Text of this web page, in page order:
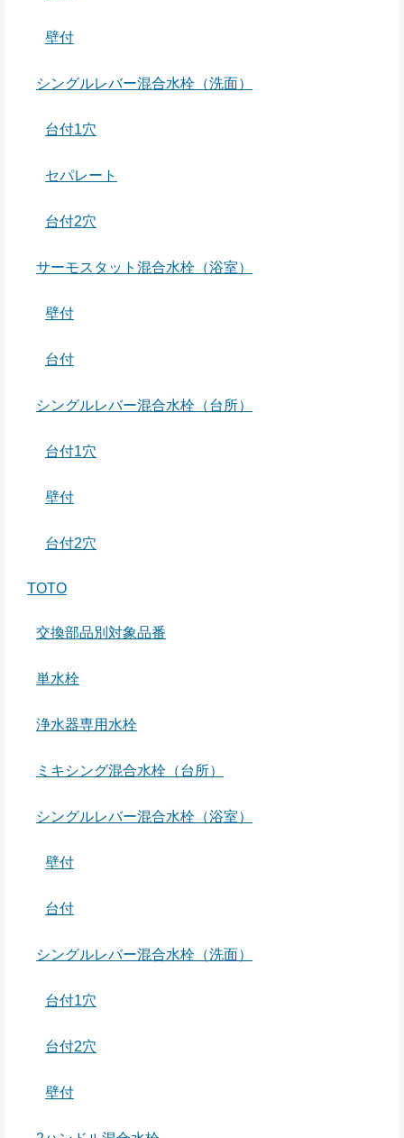
壁付
シングルレバー混合水栓（洗面）
台付1穴
セパレート
台付2穴
サーモスタット混合水栓（浴室）
壁付
台付
シングルレバー混合水栓（台所）
台付1穴
壁付
台付2穴
TOTO
交換部品別対象品番
単水栓
浄水器専用水栓
ミキシング混合水栓（台所）
シングルレバー混合水栓（浴室）
壁付
台付
シングルレバー混合水栓（洗面）
台付1穴
台付2穴
壁付